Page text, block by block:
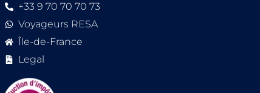
+33 9 70 70 70 73
Voyageurs RESA
Île-de-France
Legal